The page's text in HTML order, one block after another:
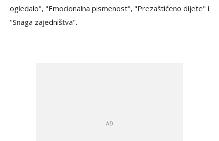
ogledalo", "Emocionalna pismenost", "Prezaštićeno dijete" i
"Snaga zajedništva".